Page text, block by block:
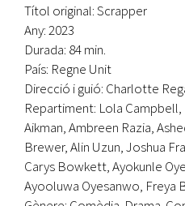
Títol original: Scrapper
Any: 2023
Durada: 84 min.
País: Regne Unit
Direcció i guió: Charlotte
Repartiment: Lola Campbell,
Aikman, Ambreen Razia,
Brewer, Alin Uzun, Joshua
Carys Bowkett, Ayokunle
Ayooluwa Oyesanwo, Freya